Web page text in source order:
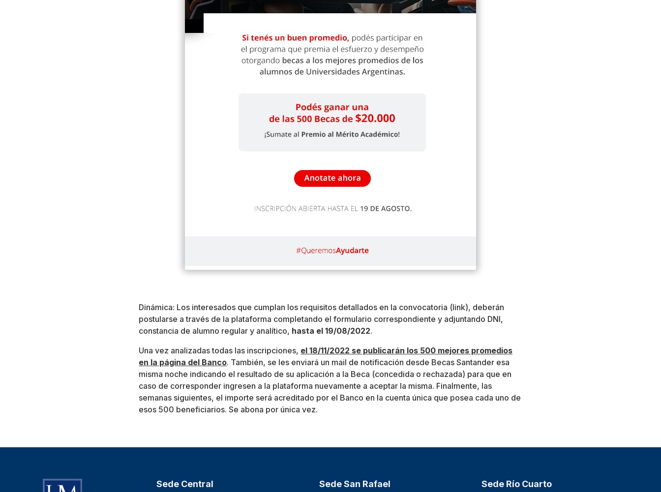
Dinámica: Los interesados que cumplan los requisitos detallados en la convocatoria (link), deberán
postularse a través de la plataforma completando el formulario correspondiente y adjuntando DNI,
constancia de alumno regular y analítico, hasta el 19/08/2022.
Una vez analizadas todas las inscripciones, el 18/11/2022 se publicarán los 500 mejores promedios
en la página del Banco. También, se les enviará un mail de notificación desde Becas Santander esa
misma noche indicando el resultado de su aplicación a la Beca (concedida o rechazada) para que en
caso de corresponder ingresen a la plataforma nuevamente a aceptar la misma. Finalmente, las
semanas siguientes, el importe será acreditado por el Banco en la cuenta única que posea cada uno de
esos 500 beneficiarios. Se abona por única vez.
Sede Central Sede San Rafael Sede Río Cuarto